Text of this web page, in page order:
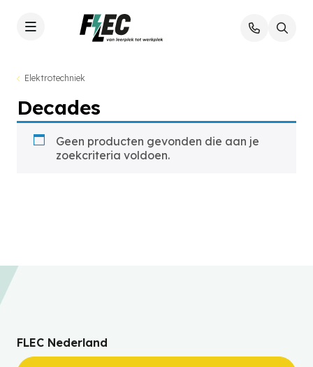
Elektrotechniek
Decades
Geen producten gevonden die aan je
zoekcriteria voldoen.
FLEC Nederland